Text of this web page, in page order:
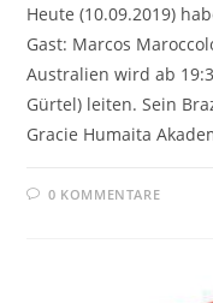
Heute (10.09.2019)
Gast: Marcos
Australien wird ab
Gürtel) leiten. Sein
Gracie Humaita
0 KOMMENTARE